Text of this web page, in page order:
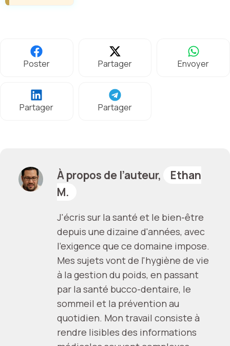
Poster Partager Envoyer
Partager Partager
À propos de l’auteur,
Ethan
M.
J'écris sur la santé et le bien-être
depuis une dizaine d'années, avec
l'exigence que ce domaine impose.
Mes sujets vont de l'hygiène de vie
à la gestion du poids, en passant
par la santé bucco-dentaire, le
sommeil et la prévention au
quotidien. Mon travail consiste à
rendre lisibles des informations